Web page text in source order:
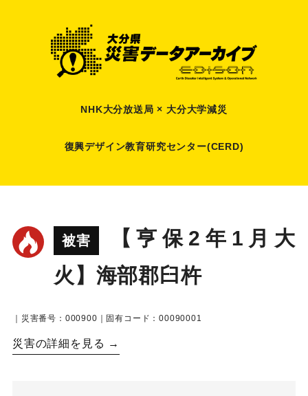
NHK大分放送局 × 大分大学減災
復興デザイン教育研究センター(CERD)
被害
【亨保2年1月大
火】海部郡臼杵
｜災害番号：000900｜固有コード：00090001
災害の詳細を見る →